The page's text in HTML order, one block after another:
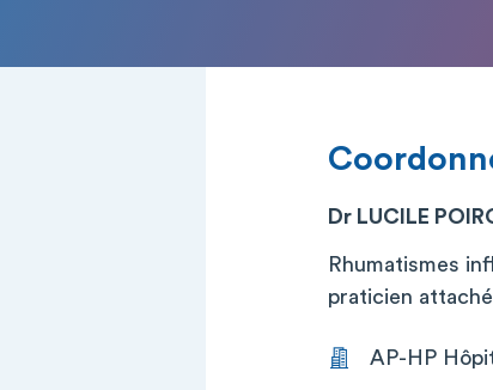
Dr LUCILE
Rhumatismes
praticien
AP-HP